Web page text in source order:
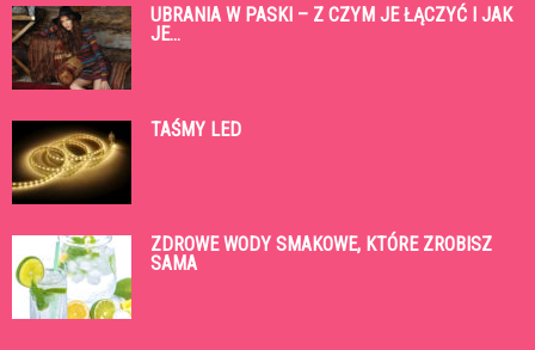
UBRANIA W PASKI – Z CZYM JE ŁĄCZYĆ I JAK
JE...
TAŚMY LED
ZDROWE WODY SMAKOWE, KTÓRE ZROBISZ
SAMA